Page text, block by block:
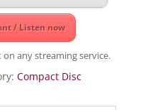
/ Listen now
any streaming service.
Compact Disc